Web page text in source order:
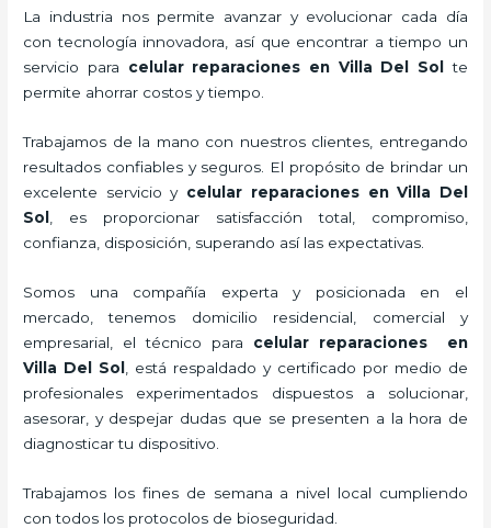
La industria nos permite avanzar y evolucionar cada día
con tecnología innovadora, así que encontrar a tiempo un
servicio para celular reparaciones en Villa Del Sol
te
permite ahorrar costos y tiempo.
Trabajamos de la mano con nuestros clientes, entregando
resultados confiables y seguros. El propósito de brindar un
excelente servicio y celular reparacionesen Villa Del
Sol
, es proporcionar satisfacción total, compromiso,
confianza, disposición, superando así las expectativas.
Somos una compañía experta y posicionada en el
mercado, tenemos domicilio residencial, comercial y
empresarial, el técnico para celular reparaciones en
Villa Del Sol
, está respaldado y certificado por medio de
profesionales experimentados dispuestos a solucionar,
asesorar, y despejar dudas que se presenten a la hora de
diagnosticar tu dispositivo.
Trabajamos los fines de semana a nivel local cumpliendo
con todos los protocolos de bioseguridad.